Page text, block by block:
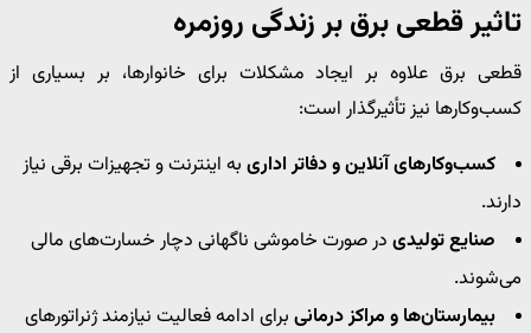
تاثیر قطعی برق بر زندگی روزمره
قطعی برق علاوه بر ایجاد مشکلات برای خانوارها، بر بسیاری از
کسب‌وکارها نیز تأثیرگذار است:
کسب‌وکارهای آنلاین و دفاتر اداری به اینترنت و تجهیزات برقی نیاز
دارند.
صنایع تولیدی در صورت خاموشی ناگهانی دچار خسارت‌های مالی
می‌شوند.
بیمارستان‌ها و مراکز درمانی برای ادامه فعالیت نیازمند ژنراتورهای